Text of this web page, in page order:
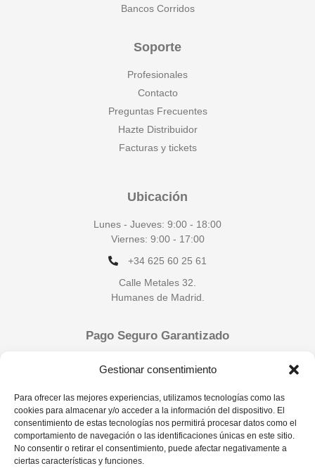
Gestionar consentimiento
Para ofrecer las mejores experiencias, utilizamos tecnologías como las
cookies para almacenar y/o acceder a la información del dispositivo. El
consentimiento de estas tecnologías nos permitirá procesar datos como el
comportamiento de navegación o las identificaciones únicas en este sitio.
No consentir o retirar el consentimiento, puede afectar negativamente a
ciertas características y funciones.
Bancos Corridos
Soporte
Profesionales
Contacto
Preguntas Frecuentes
Hazte Distribuidor
Facturas y tickets
Ubicación
Lunes - Jueves: 9:00 - 18:00
Viernes: 9:00 - 17:00
+34 625 60 25 61
Calle Metales 32.
Humanes de Madrid.
Pago Seguro Garantizado